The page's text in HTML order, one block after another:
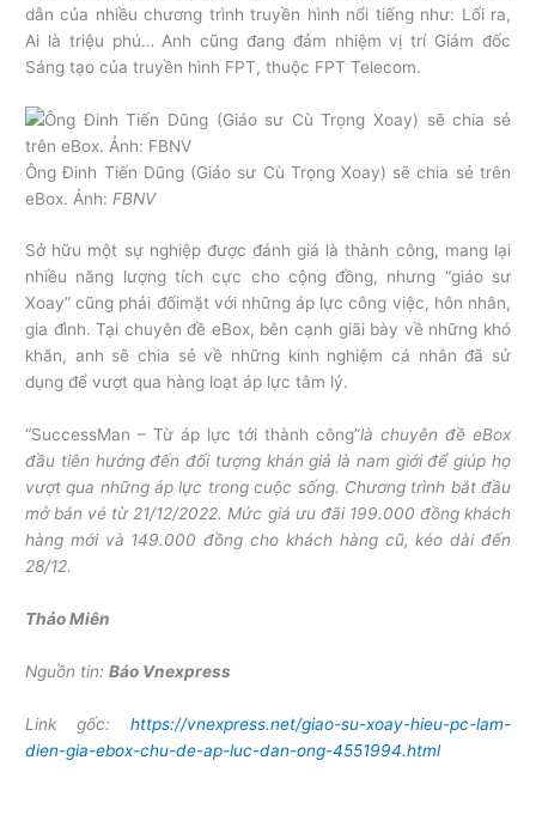
dẫn của nhiều chương trình truyền hình nổi tiếng như: Lối ra,
Ai là triệu phú… Anh cũng đang đảm nhiệm vị trí Giám đốc
Sáng tạo của truyền hình FPT, thuộc FPT Telecom.
Ông Đinh Tiến Dũng (Giáo sư Cù Trọng Xoay) sẽ chia sẻ trên
eBox. Ảnh: FBNV
Sở hữu một sự nghiệp được đánh giá là thành công, mang lại
nhiều năng lượng tích cực cho cộng đồng, nhưng “giáo sư
Xoay” cũng phải đốimặt với những áp lực công việc, hôn nhân,
gia đình. Tại chuyên đề eBox, bên cạnh giãi bày về những khó
khăn, anh sẽ chia sẻ về những kinh nghiệm cá nhân đã sử
dụng để vượt qua hàng loạt áp lực tâm lý.
“SuccessMan – Từ áp lực tới thành công”là chuyên đề eBox
đầu tiên hướng đến đối tượng khán giả là nam giới để giúp họ
vượt qua những áp lực trong cuộc sống. Chương trình bắt đầu
mở bán vé từ 21/12/2022. Mức giá ưu đãi 199.000 đồng khách
hàng mới và 149.000 đồng cho khách hàng cũ, kéo dài đến
28/12.
Thảo Miên
Nguồn tin:Báo Vnexpress
Link gốc: https://vnexpress.net/giao-su-xoay-hieu-pc-lam-
dien-gia-ebox-chu-de-ap-luc-dan-ong-4551994.html